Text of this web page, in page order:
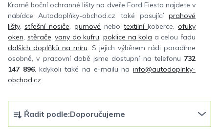
Kromě boční ochranné lišty na dveře Ford Fiesta najdete v
nabídce Autodoplňky-obchod.cz také pasující prahové
lišty, střešní nosiče, gumové nebo textilní koberce, ofuky
oken, stěrače,vany do kufru,poklice na kola a celou řadu
dalších doplňků na míru. S jejich výběrem rádi poradíme
osobně, v pracovní době jsme dostupní na telefonu 732
147 896, kdykoli také na e-mailu nainfo@autodoplnky-
obchod.cz.
a
Řadit podle:Doporučujeme